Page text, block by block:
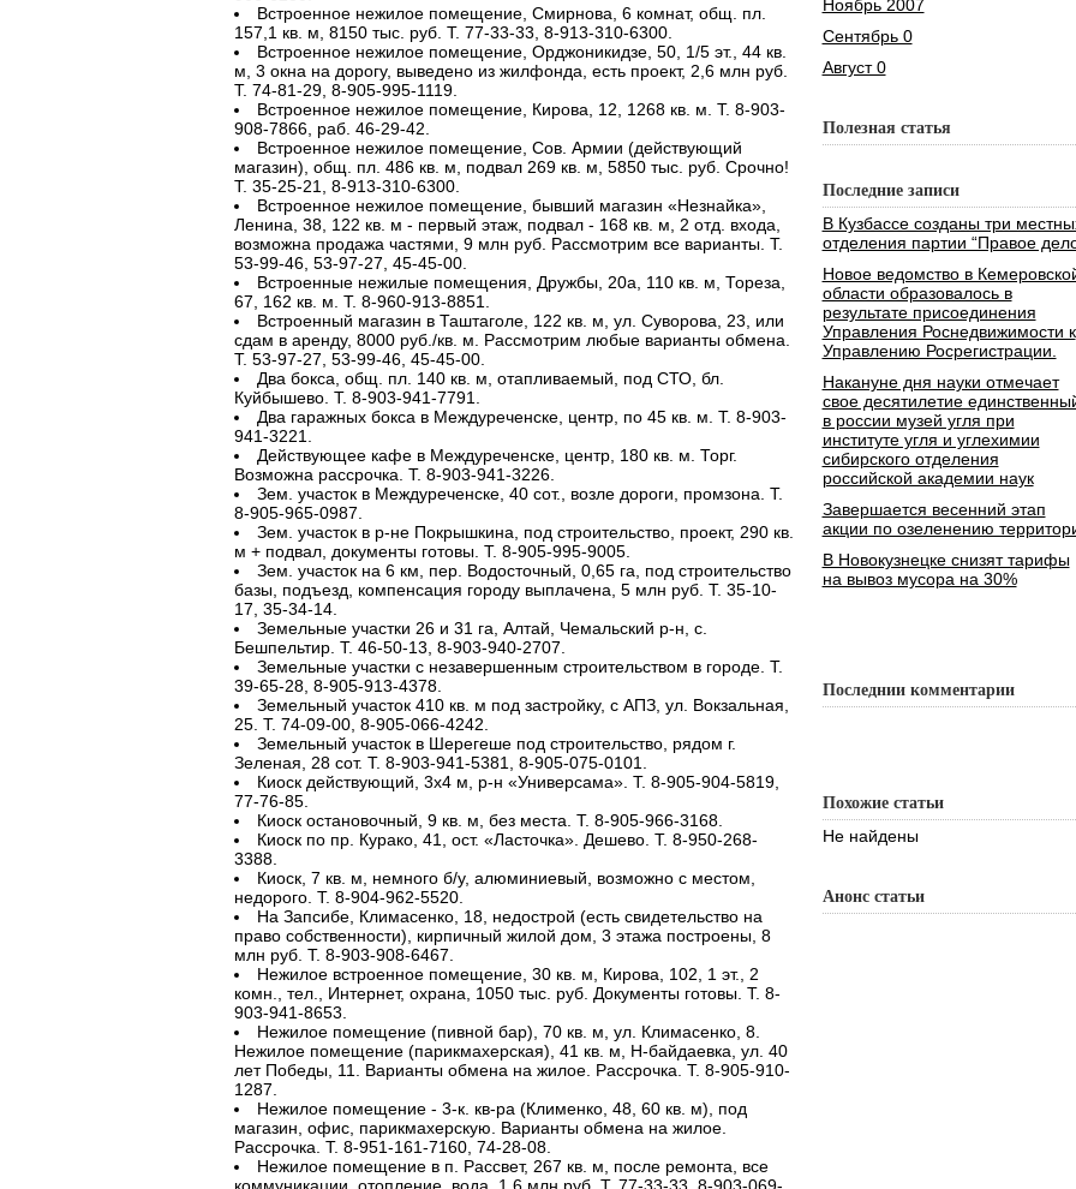
Встроенное нежилое помещение, Смирнова, 6 комнат, общ. пл.
157,1 кв. м, 8150 тыс. руб. Т. 77-33-33, 8-913-310-6300.
Встроенное нежилое помещение, Орджоникидзе, 50, 1/5 эт., 44 кв.
м, 3 окна на дорогу, выведено из жилфонда, есть проект, 2,6 млн руб.
Т. 74-81-29, 8-905-995-1119.
Встроенное нежилое помещение, Кирова, 12, 1268 кв. м. Т. 8-903-
908-7866, раб. 46-29-42.
Встроенное нежилое помещение, Сов. Армии (действующий
магазин), общ. пл. 486 кв. м, подвал 269 кв. м, 5850 тыс. руб. Срочно!
Т. 35-25-21, 8-913-310-6300.
Встроенное нежилое помещение, бывший магазин «Незнайка»,
Ленина, 38, 122 кв. м - первый этаж, подвал - 168 кв. м, 2 отд. входа,
возможна продажа частями, 9 млн руб. Рассмотрим все варианты. Т.
53-99-46, 53-97-27, 45-45-00.
Встроенные нежилые помещения, Дружбы, 20а, 110 кв. м, Тореза,
67, 162 кв. м. Т. 8-960-913-8851.
Встроенный магазин в Таштаголе, 122 кв. м, ул. Суворова, 23, или
сдам в аренду, 8000 руб./кв. м. Рассмотрим любые варианты обмена.
Т. 53-97-27, 53-99-46, 45-45-00.
Два бокса, общ. пл. 140 кв. м, отапливаемый, под СТО, бл.
Куйбышево. Т. 8-903-941-7791.
Два гаражных бокса в Междуреченске, центр, по 45 кв. м. Т. 8-903-
941-3221.
Действующее кафе в Междуреченске, центр, 180 кв. м. Торг.
Возможна рассрочка. Т. 8-903-941-3226.
Зем. участок в Междуреченске, 40 сот., возле дороги, промзона. Т.
8-905-965-0987.
Зем. участок в р-не Покрышкина, под строительство, проект, 290 кв.
м + подвал, документы готовы. Т. 8-905-995-9005.
Зем. участок на 6 км, пер. Водосточный, 0,65 га, под строительство
базы, подъезд, компенсация городу выплачена, 5 млн руб. Т. 35-10-
17, 35-34-14.
Земельные участки 26 и 31 га, Алтай, Чемальский р-н, с.
Бешпельтир. Т. 46-50-13, 8-903-940-2707.
Земельные участки с незавершенным строительством в городе. Т.
39-65-28, 8-905-913-4378.
Земельный участок 410 кв. м под застройку, с АПЗ, ул. Вокзальная,
25. Т. 74-09-00, 8-905-066-4242.
Земельный участок в Шерегеше под строительство, рядом г.
Зеленая, 28 сот. Т. 8-903-941-5381, 8-905-075-0101.
Киоск действующий, 3х4 м, р-н «Универсама». Т. 8-905-904-5819,
77-76-85.
Киоск остановочный, 9 кв. м, без места. Т. 8-905-966-3168.
Киоск по пр. Курако, 41, ост. «Ласточка». Дешево. Т. 8-950-268-
3388.
Киоск, 7 кв. м, немного б/у, алюминиевый, возможно с местом,
недорого. Т. 8-904-962-5520.
На Запсибе, Климасенко, 18, недострой (есть свидетельство на
право собственности), кирпичный жилой дом, 3 этажа построены, 8
млн руб. Т. 8-903-908-6467.
Нежилое встроенное помещение, 30 кв. м, Кирова, 102, 1 эт., 2
комн., тел., Интернет, охрана, 1050 тыс. руб. Документы готовы. Т. 8-
903-941-8653.
Нежилое помещение (пивной бар), 70 кв. м, ул. Климасенко, 8.
Нежилое помещение (парикмахерская), 41 кв. м, Н-байдаевка, ул. 40
лет Победы, 11. Варианты обмена на жилое. Рассрочка. Т. 8-905-910-
1287.
Нежилое помещение - 3-к. кв-ра (Клименко, 48, 60 кв. м), под
магазин, офис, парикмахерскую. Варианты обмена на жилое.
Рассрочка. Т. 8-951-161-7160, 74-28-08.
Нежилое помещение в п. Рассвет, 267 кв. м, после ремонта, все
Ноябрь 2007
Сентябрь 0
Август 0
Полезная статья
Последние записи
В Кузбассе созданы три
отделения партии “Правое
Новое ведомство в
области образовалось в
результате присоединения
Управления Роснедвижимости к
Управлению Росрегистрации.
Накануне дня науки отмечает
свое десятилетие
в россии музей угля при
институте угля и углехимии
сибирского отделения
российской академии наук
Завершается весенний этап
акции по озеленению
В Новокузнецке снизят тарифы
на вывоз мусора на 30%
Последнии комментарии
Похожие статьи
Не найдены
Анонс статьи